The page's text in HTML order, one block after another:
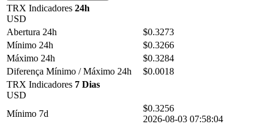
TRX Indicadores 24h
USD
Abertura 24h
$0.3273
Mínimo 24h
$0.3266
Máximo 24h
$0.3284
Diferença Mínimo / Máximo 24h
$0.0018
TRX Indicadores 7 Dias
USD
Mínimo 7d
$0.3256
2026-08-03 07:58:04